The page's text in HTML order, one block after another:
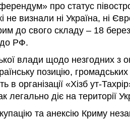
про статус
визнали ні Україна, ні
до свого складу – 18
до РФ.
влади щодо незгодних з
позицію, громадських
в організації «Хізб ут-
діє на території
та анексію Криму